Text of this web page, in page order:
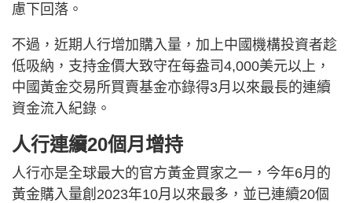
慮下回落。
不過，近期人行增加購入量，加上中國機構投資者趁
低吸納，支持金價大致守在每盎司4,000美元以上，
中國黃金交易所買賣基金亦錄得3月以來最長的連續
資金流入紀錄。
人行連續20個月增持
人行亦是全球最大的官方黃金買家之一，今年6月的
黃金購入量創2023年10月以來最多，並已連續20個